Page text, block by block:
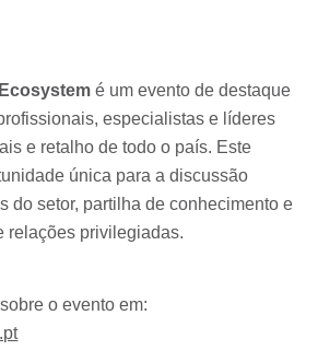
é um evento de destaque
especialistas e líderes
e retalho de todo o país. Este
única para a discussão
do setor, partilha de conhecimento e
relações privilegiadas.
o evento em: